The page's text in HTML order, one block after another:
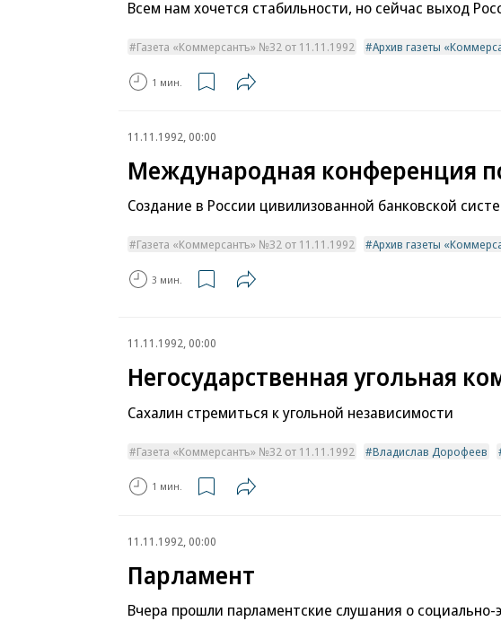
Всем нам хочется стабильности, но сейчас выход
Газета «Коммерсантъ» №32 от 11.11.1992 Архив газеты
1 мин.
11.11.1992, 00:00
Международная конференция
Создание в России цивилизованной банковской
Газета «Коммерсантъ» №32 от 11.11.1992 Архив газеты
3 мин.
11.11.1992, 00:00
Негосударственная угольная
Сахалин стремиться к угольной независимости
Газета «Коммерсантъ» №32 от 11.11.1992 Владислав Дорофеев
1 мин.
11.11.1992, 00:00
Парламент
Вчера прошли парламентские слушания о